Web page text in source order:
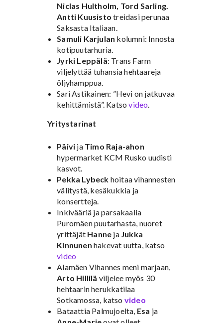
Niclas Hultholm, Tord Sarling.
Antti Kuusisto treidasi perunaa
Saksasta Italiaan.
Samuli Karjulan kolumni: Innosta
kotipuutarhuria.
Jyrki Leppälä: Trans Farm
viljelyttää tuhansia hehtaareja
öljyhamppua.
Sari Astikainen: ”Hevi on jatkuvaa
kehittämistä”. Katsovideo.
Yritystarinat
Päivi ja Timo Raja-ahon
hypermarket KCM Rusko uudisti
kasvot.
Pekka Lybeck hoitaa vihannesten
välitystä, kesäkukkia ja
konsertteja.
Inkivääriä ja parsakaalia
Puromäen puutarhasta, nuoret
yrittäjät Hanne ja Jukka
Kinnunen hakevat uutta, katso
video
Alamäen Vihannes meni marjaan,
Arto Hillilä viljelee myös 30
hehtaarin herukkatilaa
Sotkamossa, katso video
Bataattia Palmujoelta, Esa ja